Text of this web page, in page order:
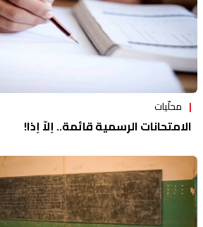
محلّيات
الامتحانات الرسمية قائمة.. إلاّ إذا!